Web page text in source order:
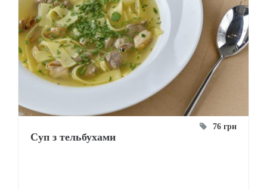
76 грн
Суп з тельбухами